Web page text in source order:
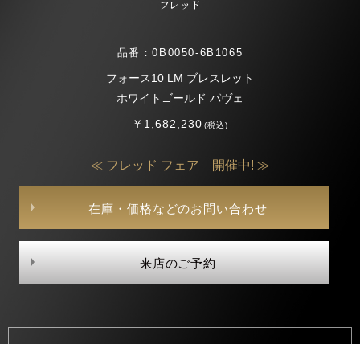
フレッド
品番：0B0050-6B1065
フォース10 LM ブレスレット
ホワイトゴールド パヴェ
￥1,682,230(税込)
≪ フレッド フェア 開催中! ≫
在庫・価格などのお問い合わせ
来店のご予約